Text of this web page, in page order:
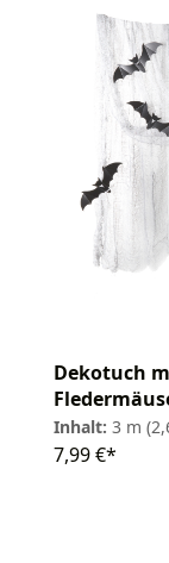
Dekotuch
Inhalt: 3 m
7,99 €*